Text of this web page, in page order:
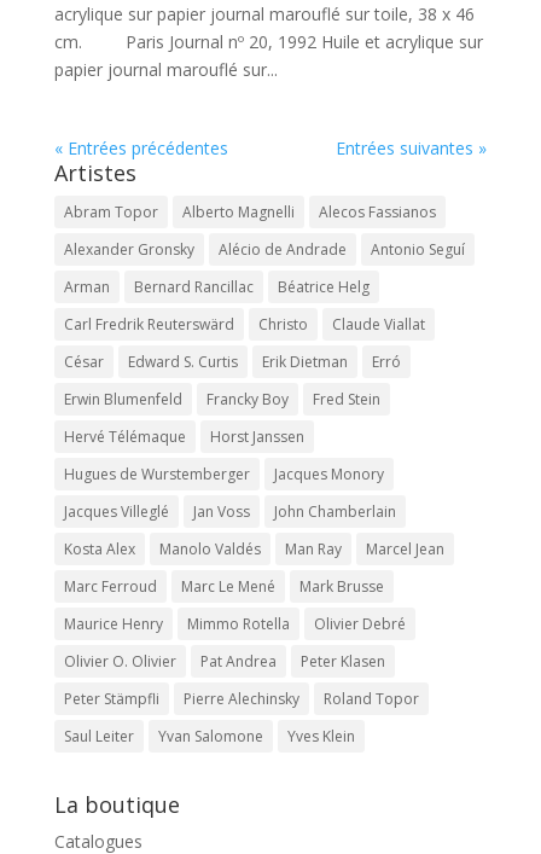
acrylique sur papier journal marouflé sur toile, 38 x 46
cm. Paris Journal nº 20, 1992 Huile et acrylique sur
papier journal marouflé sur...
« Entrées précédentes Entrées suivantes »
Artistes
Abram Topor Alberto Magnelli
Alecos Fassianos
Alexander Gronsky
Alécio de Andrade
Antonio Seguí
Arman
Bernard Rancillac
Béatrice Helg
Carl Fredrik Reuterswärd
Christo
Claude Viallat
César
Edward S. Curtis Erik Dietman
Erró
Erwin Blumenfeld
Francky Boy
Fred Stein
Hervé Télémaque
Horst Janssen
Hugues de Wurstemberger
Jacques Monory
Jacques Villeglé
Jan Voss
John Chamberlain
Kosta Alex
Manolo Valdés Man Ray
Marcel Jean
Marc Ferroud
Marc Le Mené
Mark Brusse
Maurice Henry
Mimmo Rotella
Olivier Debré
Olivier O. Olivier
Pat Andrea
Peter Klasen
Peter Stämpfli
Pierre Alechinsky
Roland Topor
Saul Leiter
Yvan Salomone Yves Klein
La boutique
Catalogues